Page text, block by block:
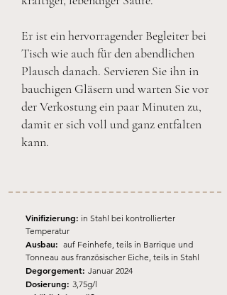
Er ist ein hervorragender Begleiter bei
Tisch wie auch für den abendlichen
Plausch danach. Servieren Sie ihn in
bauchigen Gläsern und warten Sie vor
der Verkostung ein paar Minuten zu,
damit er sich voll und ganz entfalten
kann.
Vinifizierung: in Stahl bei kontrollierter
Temperatur
Ausbau: auf Feinhefe, teils in Barrique und
Tonneau aus französischer Eiche, teils in Stahl
Degorgement: Januar 2024
Dosierung: 3,75g/l